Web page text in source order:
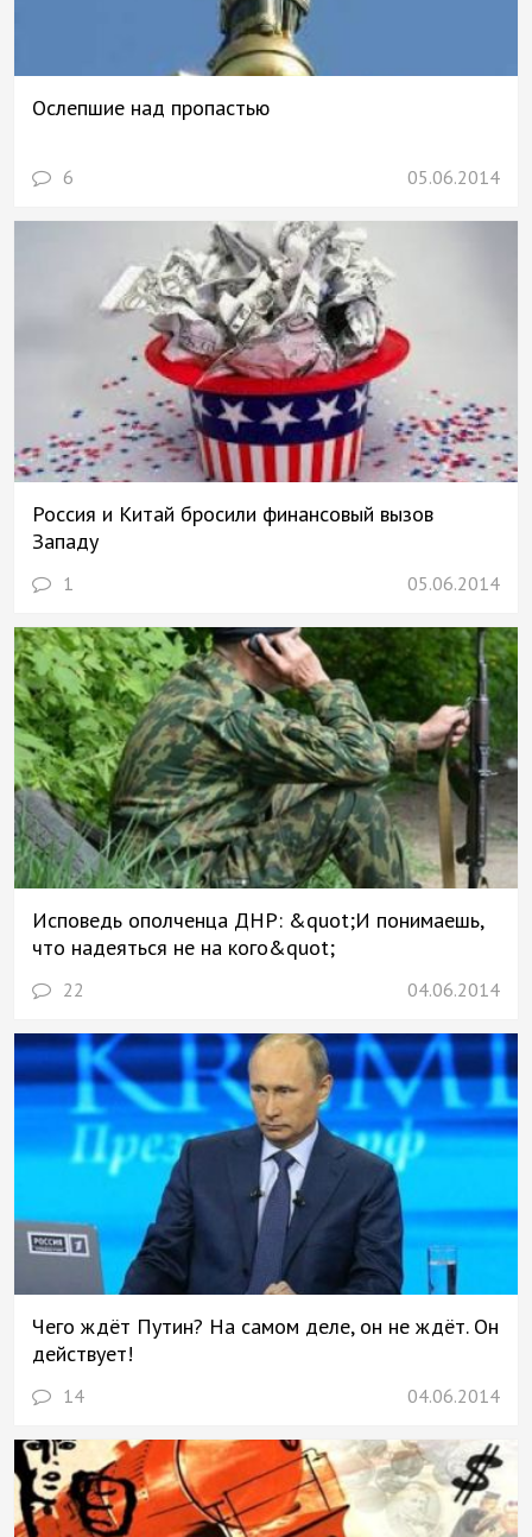
Ослепшие над пропастью
6 05.06.2014
Россия и Китай бросили финансовый вызов
Западу
1 05.06.2014
Исповедь ополченца ДНР: &quot;И понимаешь,
что надеяться не на кого&quot;
22 04.06.2014
Чего ждёт Путин? На самом деле, он не ждёт. Он
действует!
14 04.06.2014